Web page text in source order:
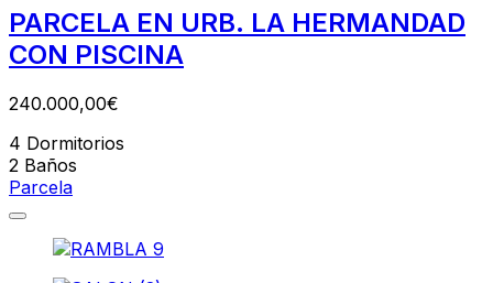
PARCELA EN URB. LA HERMANDAD
CON PISCINA
240.000,00€
4 Dormitorios
2 Baños
Parcela